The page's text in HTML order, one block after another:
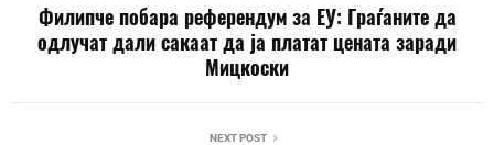
Филипче побара референдум за ЕУ: Граѓаните да
одлучат дали сакаат да ја платат цената заради
Мицкоски
NEXT POST